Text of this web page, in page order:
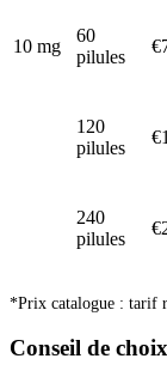
10 mg
60
pilules
120
pilules
240
pilules
*Prix catalogue : tarif
Conseil de choix